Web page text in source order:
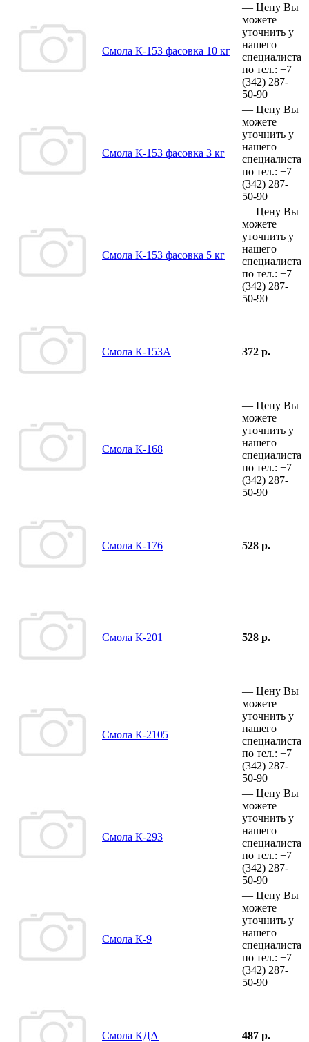
Смола К-153 фасовка 10 кг
— Цену Вы
можете
уточнить у
нашего
специалиста
по тел.: +7
(342) 287-
50-90
Смола К-153 фасовка 3 кг
— Цену Вы
можете
уточнить у
нашего
специалиста
по тел.: +7
(342) 287-
50-90
Смола К-153 фасовка 5 кг
— Цену Вы
можете
уточнить у
нашего
специалиста
по тел.: +7
(342) 287-
50-90
Смола К-153А 372 р.
Смола К-168
— Цену Вы
можете
уточнить у
нашего
специалиста
по тел.: +7
(342) 287-
50-90
Смола К-176 528 р.
Смола К-201 528 р.
Смола К-2105
— Цену Вы
можете
уточнить у
нашего
специалиста
по тел.: +7
(342) 287-
50-90
Смола К-293
— Цену Вы
можете
уточнить у
нашего
специалиста
по тел.: +7
(342) 287-
50-90
Смола К-9
— Цену Вы
можете
уточнить у
нашего
специалиста
по тел.: +7
(342) 287-
50-90
Смола КДА 487 р.